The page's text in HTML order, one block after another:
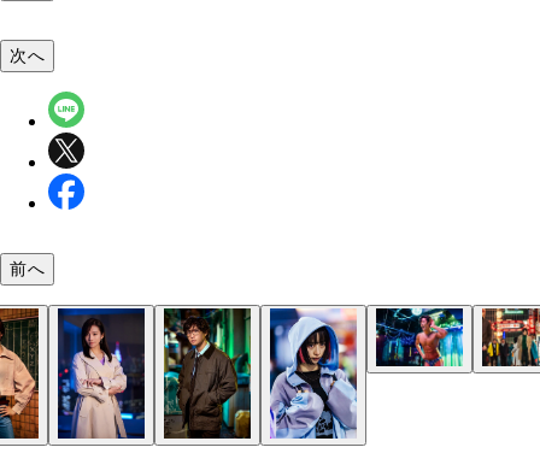
実銃の訓練を海外に行って受けたという本格アク
も見どころ！
鈴木亮平は今回の撮影に向けて、ミニクーパーを
るためにマニュアル車の免許を取得した
裸踊りのシーンではいているパンツは、鈴木亮平
10枚候補を購入し厳選したもの。本気度がスゴい！
撮影が行なわれたのはエキストラ400人を入れた本
宿。鈴木亮平を指さして「冴羽獠だ！」と叫ぶ酔
鈴木亮平が特にこだわったという獠の横顔。あご
線を出すためにも、体を絞り、細くてシャープに
次へ
前へ